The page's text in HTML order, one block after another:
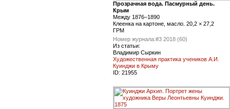
Прозрачная вода. Пасмурный день.
Крым
Между 1876–1890
Клеенка на картоне, масло. 20,2 × 27,2
ГРМ
Номер журнала:#3 2018 (60)
Из статьи:
Владимир Сыркин
Художественная практика учеников А.И.
Куинджи в Крыму
ID: 21955